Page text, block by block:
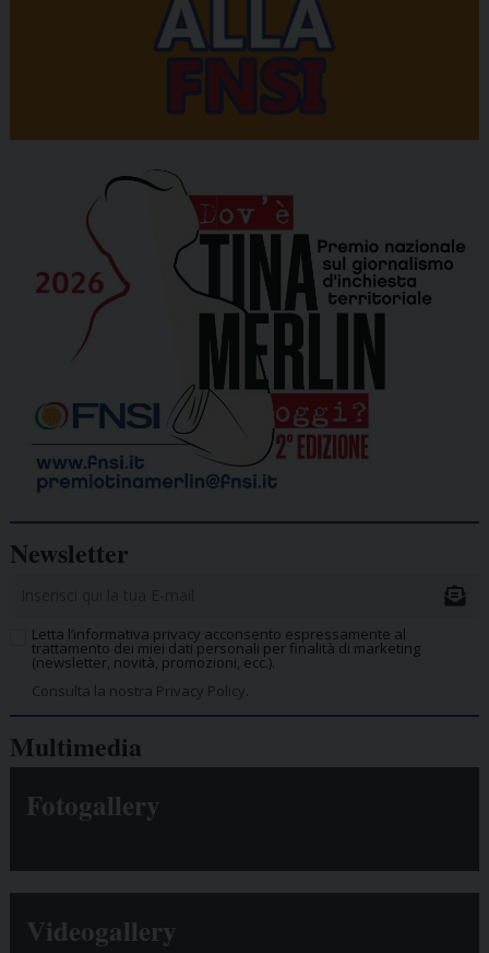
Newsletter
Letta l’informativa privacy acconsento espressamente al
trattamento dei miei dati personali per finalità di marketing
(newsletter, novità, promozioni, ecc.).
Consulta la nostra Privacy Policy.
Multimedia
Fotogallery
Videogallery